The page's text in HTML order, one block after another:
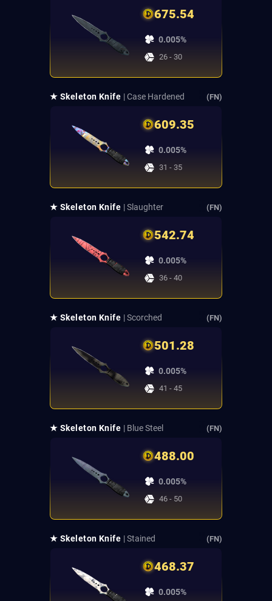
675.54
0.005%
26 - 30
★ Skeleton Knife | Case Hardened (FN)
609.35
0.005%
31 - 35
★ Skeleton Knife | Slaughter (FN)
542.74
0.005%
36 - 40
★ Skeleton Knife | Scorched (FN)
501.28
0.005%
41 - 45
★ Skeleton Knife | Blue Steel (FN)
488.00
0.005%
46 - 50
★ Skeleton Knife | Stained (FN)
468.37
0.005%